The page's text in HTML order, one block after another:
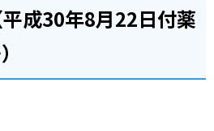
平成30年8月22日付薬